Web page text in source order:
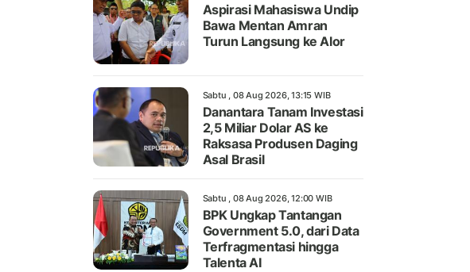
Aspirasi Mahasiswa Undip
Bawa Mentan Amran
Turun Langsung ke Alor
Sabtu , 08 Aug 2026, 13:15 WIB
Danantara Tanam Investasi
2,5 Miliar Dolar AS ke
Raksasa Produsen Daging
Asal Brasil
Sabtu , 08 Aug 2026, 12:00 WIB
BPK Ungkap Tantangan
Government 5.0, dari Data
Terfragmentasi hingga
Talenta AI